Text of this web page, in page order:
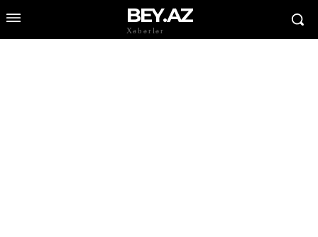
BEY.AZ
Xəbərlər